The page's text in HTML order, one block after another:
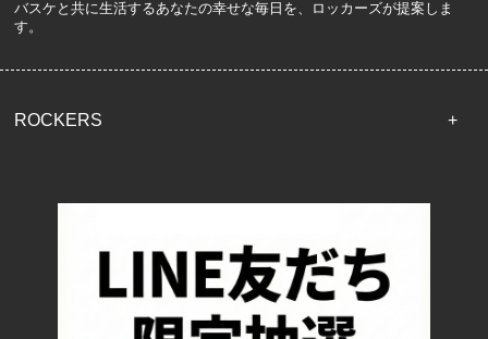
バスケと共に生活するあなたの幸せな毎日を、ロッカーズが提案しま
す。
ROCKERS
配送・送料について
返品について
お支払い方法について
特定商取引法に基づく表記